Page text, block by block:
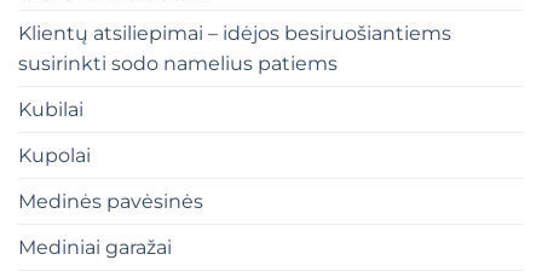
Klientų atsiliepimai – idėjos besiruošiantiems
susirinkti sodo namelius patiems
Kubilai
Kupolai
Medinės pavėsinės
Mediniai garažai